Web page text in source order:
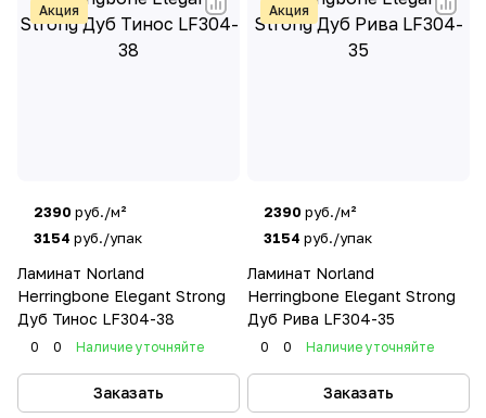
Акция
2390 руб./м²
3154 руб./упак
Ламинат Norland
Herringbone Elegant Strong
Дуб Тинос LF304-38
0 0 Наличие уточняйте
Заказать
Акция
2390 руб./м²
3154 руб./упак
Ламинат Norland
Herringbone Elegant Strong
Дуб Рива LF304-35
0 0 Наличие уточняйте
Заказать